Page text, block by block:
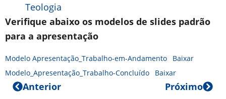
Teologia
Verifique abaixo os modelos de slides padrão
para a apresentação
Modelo Apresentação_Trabalho-em-Andamento
Baixar
Modelo_Apresentação_Trabalho-Concluído
Baixar
Anterior Próximo